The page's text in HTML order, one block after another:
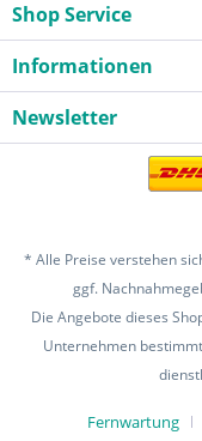
Shop Service
Informationen
Newsletter
* Alle Preise verstehen
ggf.
Die Angebote dieses
Unternehmen
Fernwartung